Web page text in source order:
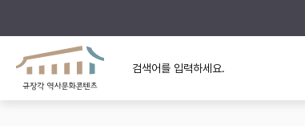
규장각의 어제와 오늘
사료와 문학으로 본